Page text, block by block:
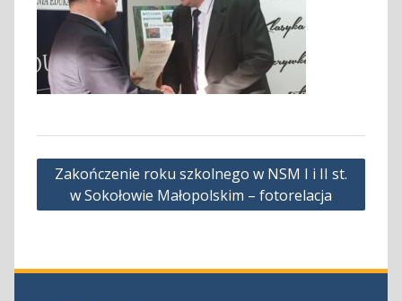
Nawigacja
wpisu
Zakończenie roku szkolnego w NSM I i II st.
w Sokołowie Małopolskim – fotorelacja